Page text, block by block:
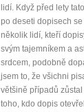
lidí. Když před lety
po deseti dopisech
několik lidí, kteří
svým tajemníkem a
srdcem, podobně
jsem to, že všichni
většině případů
toho, kdo dopis